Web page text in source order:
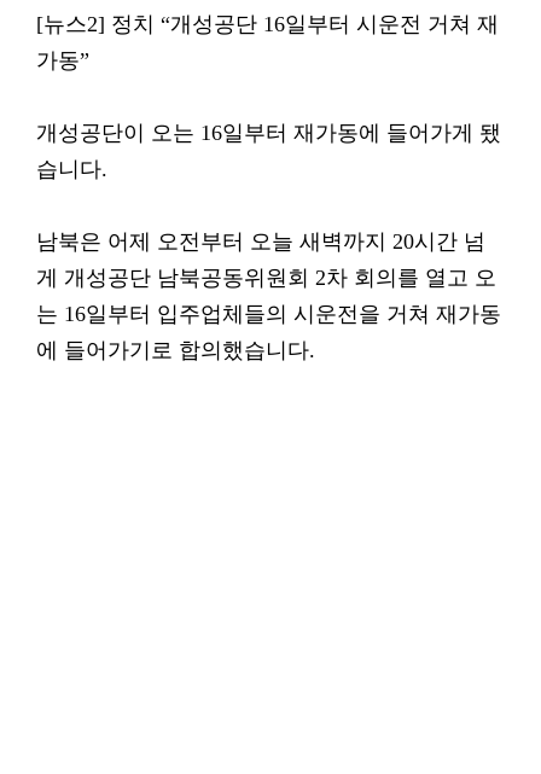
[뉴스2] 정치 “개성공단 16일부터 시운전 거쳐 재
가동”
개성공단이 오는 16일부터 재가동에 들어가게 됐
습니다.
남북은 어제 오전부터 오늘 새벽까지 20시간 넘
게 개성공단 남북공동위원회 2차 회의를 열고 오
는 16일부터 입주업체들의 시운전을 거쳐 재가동
에 들어가기로 합의했습니다.